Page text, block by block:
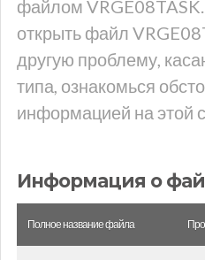
файлом
открыть файл
другую проблему,
типа, ознакомься
информацией на этой
Информация о
Полное название файла